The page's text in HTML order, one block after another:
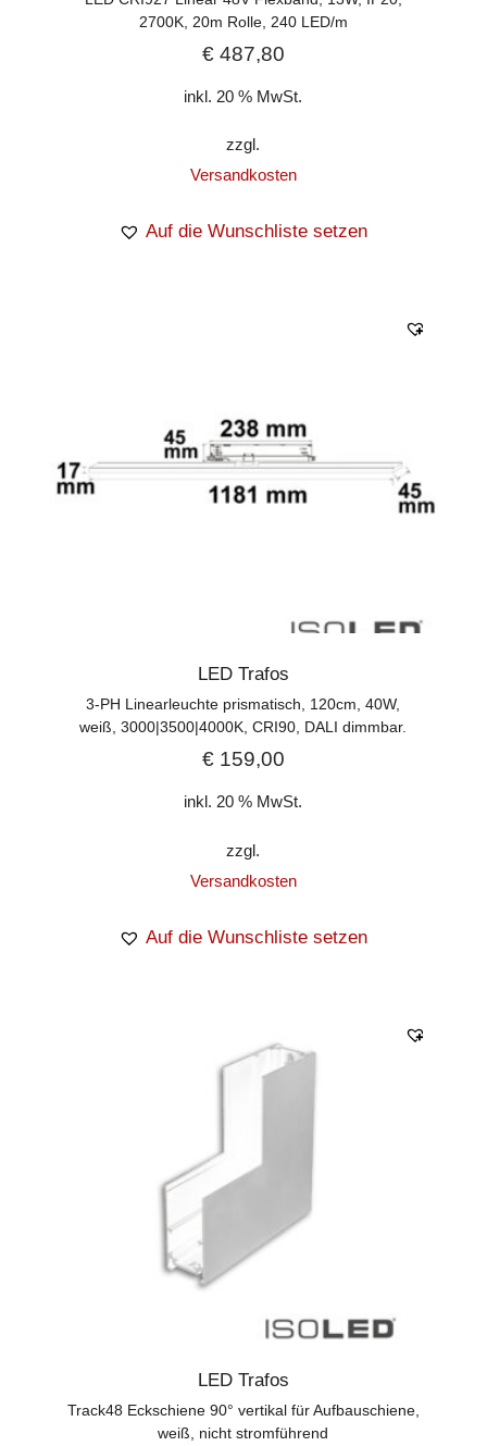
2700K, 20m Rolle, 240 LED/m
€487,80
inkl. 20 % MwSt.
zzgl.
Versandkosten
Auf die Wunschliste setzen
LED Trafos
3-PH Linearleuchte prismatisch, 120cm, 40W,
weiß, 3000|3500|4000K, CRI90, DALI dimmbar.
€159,00
inkl. 20 % MwSt.
zzgl.
Versandkosten
Auf die Wunschliste setzen
LED Trafos
Track48 Eckschiene 90° vertikal für Aufbauschiene,
weiß, nicht stromführend